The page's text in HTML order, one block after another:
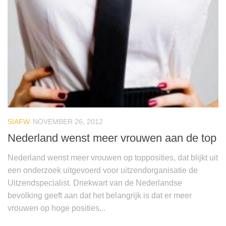
SIAFW NOVEMBER 26, 2012
Nederland wenst meer vrouwen aan de top
Nederland wenst meer vrouwen op topposities, dat blijkt uit
een onderzoek uitgevoerd voor uitzendorganisatie de
Uitzendspecialist. Driekwart van de Nederlandse
bevolking geeft aan dat het belangrijk is dat er meer
vrouwen op hoge posities...